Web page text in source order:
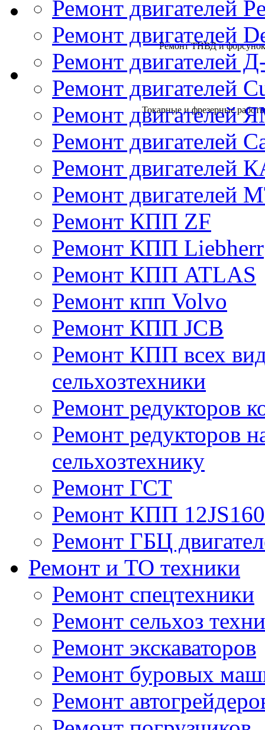
Ремонт ТНВД и форсунок
Токарные и фрезерные
Ремонт двигателей
Ремонт двигателей
Ремонт двигателей
Ремонт двигателей
Ремонт двигателей
Ремонт двигателей
Ремонт двигателей
Ремонт двигателей
Ремонт КПП ZF
Ремонт КПП Liebherr
Ремонт КПП ATLAS
Ремонт кпп Volvo
Ремонт КПП JСB
Ремонт КПП всех
сельхозтехники
Ремонт редукторов
Ремонт редукторов
сельхозтехнику
Ремонт ГСТ
Ремонт КПП
Ремонт ГБЦ
Ремонт и ТО техники
Ремонт спецтехники
Ремонт сельхоз
Ремонт экскаваторов
Ремонт буровых
Ремонт